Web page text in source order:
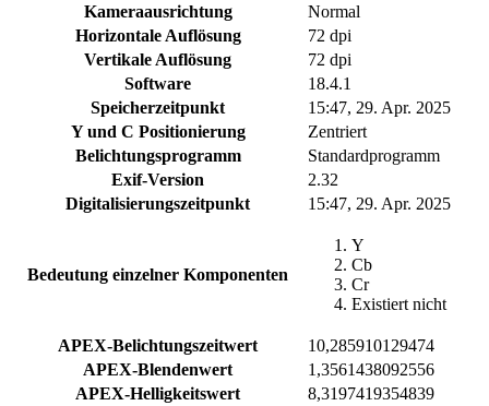
Kameraausrichtung
Normal
Horizontale Auflösung
72 dpi
Vertikale Auflösung
72 dpi
Software
18.4.1
Speicherzeitpunkt
15:47, 29. Apr. 2025
Y und C Positionierung
Zentriert
Belichtungsprogramm
Standardprogramm
Exif-Version
2.32
Digitalisierungszeitpunkt
15:47, 29. Apr. 2025
Bedeutung einzelner Komponenten
Y
Cb
Cr
Existiert nicht
APEX-Belichtungszeitwert
10,285910129474
APEX-Blendenwert
1,3561438092556
APEX-Helligkeitswert
8,3197419354839